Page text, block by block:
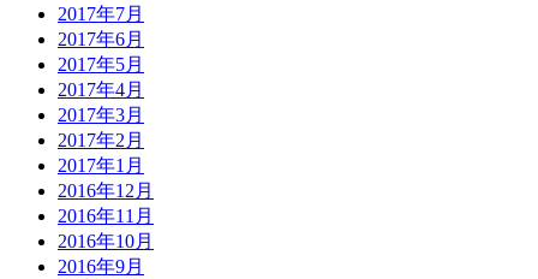
2017年7月
2017年6月
2017年5月
2017年4月
2017年3月
2017年2月
2017年1月
2016年12月
2016年11月
2016年10月
2016年9月